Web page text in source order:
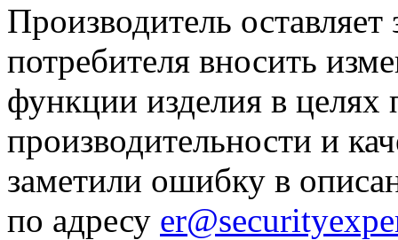
Производитель
потребителя вносить
функции изделия в
производительности и
заметили ошибку в
по адресу